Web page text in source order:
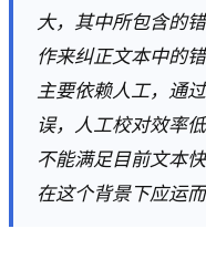
大，其中所包含的
作来纠正文本中的
主要依赖人工，通
误，人工校对效率
不能满足目前文本
在这个背景下应运而